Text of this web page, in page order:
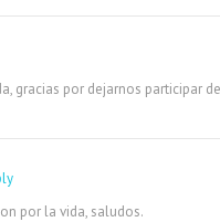
gracias por dejarnos participar
por la vida, saludos.